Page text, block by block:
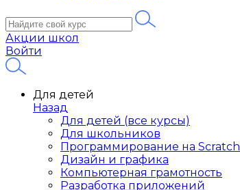
Акции школ
Войти
Для детей
Назад
Для детей (все курсы)
Для школьников
Программирование на Scratch
Дизайн и графика
Компьютерная грамотность
Разработка приложений